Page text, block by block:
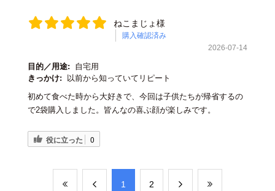
ねこまじょ様
購入確認済み
2026-07-14
目的／用途:
自宅用
きっかけ:
以前から知っていてリピート
初めて食べた時から大好きで、今回は子供たちが帰省するの
で2袋購入しました。皆んなの喜ぶ顔が楽しみです。
役に立った 0
​1 ​2